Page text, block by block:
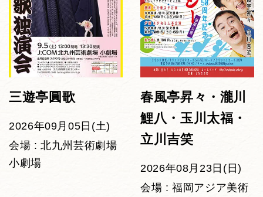
三遊亭圓歌
2026年09月05日(土)
会場 : 北九州芸術劇場
小劇場
春風亭昇々・瀧川
鯉八・玉川太福・
立川吉笑
2026年08月23日(日)
会場 : 福岡アジア美術